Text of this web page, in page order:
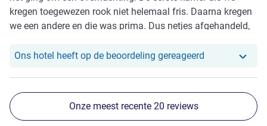
kregen toegewezen rook niet helemaal fris. Daarna kregen
we een andere en die was prima. Dus netjes afgehandeld,
orde was.
Ons hotel heeft op de beoordeling gereageerd Ons hotel
Onze meest recente 20 reviews